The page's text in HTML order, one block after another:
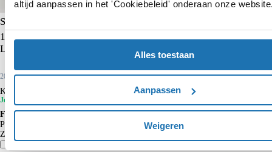
altijd aanpassen in het 'Cookiebeleid' onderaan onze
Alles toestaan
Aanpassen
Weigeren
Skoda Kamiq
1.0 TSI Ambition | Trekhaak | CarPlay | Cruise control | Airco |
Lane- en frontassist | Bluetooth |
2022 42.037 km Benzine
Kopen
Je voordeel is € 1.700
Financieren p/m vanaf
Particulier
Zakelijk